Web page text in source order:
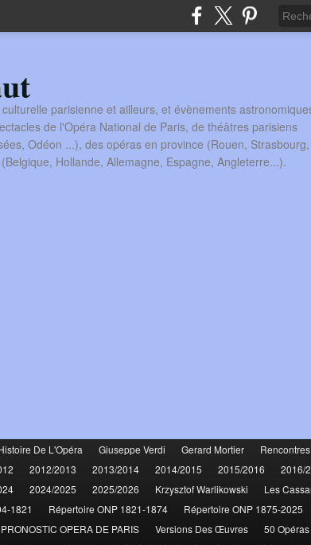
parisienne et ailleurs, et évènements
de l'Opéra National de Paris, de théâtres parisiens
Odéon ...), des opéras en province (Rouen, Strasbourg,
Hollande, Allemagne, Espagne, Angleterre...).
De L'Opéra Giuseppe Verdi Gerard Mortier Rencontres
2012/2013 2013/2014 2014/2015 2015/2016 2016/
2024/2025 2025/2026 Krzysztof Warlikowski Les
1821 Répertoire ONP 1821-1874 Répertoire ONP 1875-2025
PRONOSTIC OPERA DE PARIS Versions Des Œuvres 50